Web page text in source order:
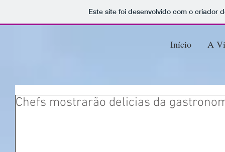
Este site foi desenvolvido com o criador
Início A
Chefs mostrarão delicias da